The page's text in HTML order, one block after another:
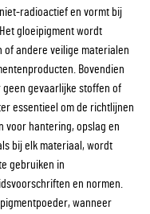
radioactief en vormt bij
gloeipigment wordt
of andere veilige materialen
Bovendien
gevaarlijke stoffen of
essentieel om de richtlijnen
voor hantering, opslag en
bij elk materiaal, wordt
gebruiken in
en normen.
wanneer